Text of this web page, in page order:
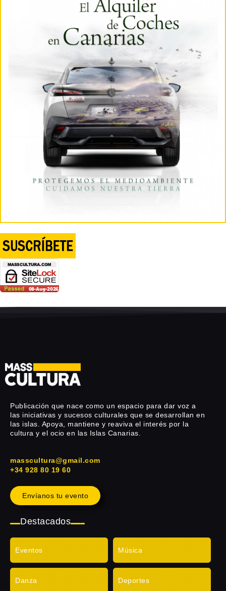
Publicación que nace como un espacio para dar voz a
las iniciativas y sucesos culturales que se desarrollan en
las islas. Apoya, mantiene y reaviva el interés por la
cultura y el ocio en las Islas Canarias.
masscultura@gmail.com
+34 928 80 19 60
Envíanos tu evento
Destacados
Eventos Música
Danza Deportes